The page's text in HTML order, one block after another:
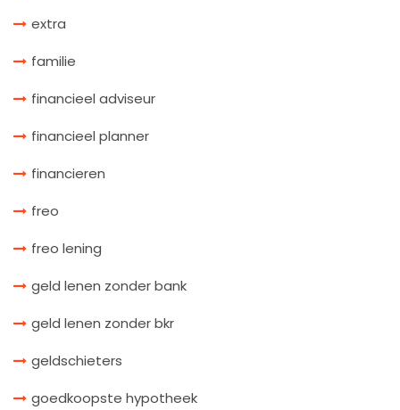
extra
familie
financieel adviseur
financieel planner
financieren
freo
freo lening
geld lenen zonder bank
geld lenen zonder bkr
geldschieters
goedkoopste hypotheek